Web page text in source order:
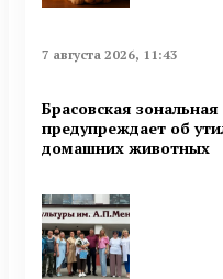
7 августа 2026, 11:43
Брасовская
предупреждает об
домашних животных